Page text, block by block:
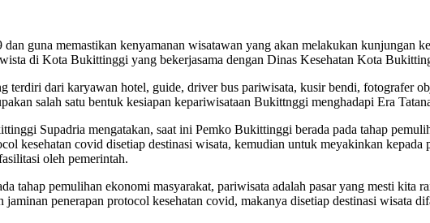
guna memastikan kenyamanan wisatawan yang akan melakukan kunjungan
di Kota Bukittinggi yang bekerjasama dengan Dinas Kesehatan Kota
terdiri dari karyawan hotel, guide, driver bus pariwisata, kusir bendi, fotografer
salah satu bentuk kesiapan kepariwisataan Bukittnggi menghadapi Era
Supadria mengatakan, saat ini Pemko Bukittinggi berada pada tahap
kesehatan covid disetiap destinasi wisata, kemudian untuk meyakinkan
oleh pemerintah.
tahap pemulihan ekonomi masyarakat, pariwisata adalah pasar yang mesti kita
penerapan protocol kesehatan covid, makanya disetiap destinasi wisata